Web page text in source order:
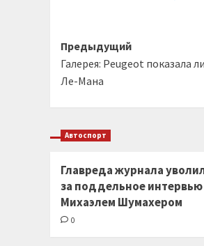
Навигация
записи
Предыдущий
Галерея: Peugeot показала
Ле-Мана
Автоспорт
Главреда журнала
за поддельное интервью
Михаэлем Шумахером
0